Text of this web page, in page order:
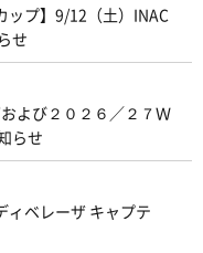
ップ】9/12（土）INAC
せ
よび２０２６／２７Ｗ
らせ
ベレーザ キャプテ